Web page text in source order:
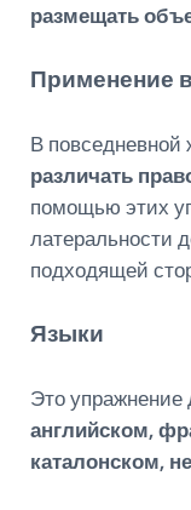
размещать
Применение
В повседневной
различать
помощью этих
латеральности
подходящей
Языки
Это упражнение
английском,
каталонском,